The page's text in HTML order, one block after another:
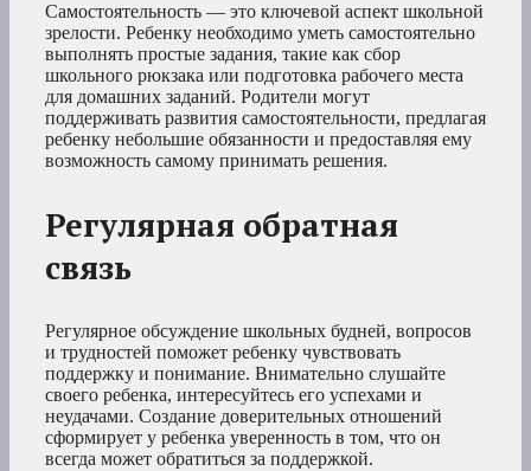
Самостоятельность — это ключевой аспект школьной
зрелости. Ребенку необходимо уметь самостоятельно
выполнять простые задания, такие как сбор
школьного рюкзака или подготовка рабочего места
для домашних заданий. Родители могут
поддерживать развития самостоятельности, предлагая
ребенку небольшие обязанности и предоставляя ему
возможность самому принимать решения.
Регулярная обратная
связь
Регулярное обсуждение школьных будней, вопросов
и трудностей поможет ребенку чувствовать
поддержку и понимание. Внимательно слушайте
своего ребенка, интересуйтесь его успехами и
неудачами. Создание доверительных отношений
сформирует у ребенка уверенность в том, что он
всегда может обратиться за поддержкой.